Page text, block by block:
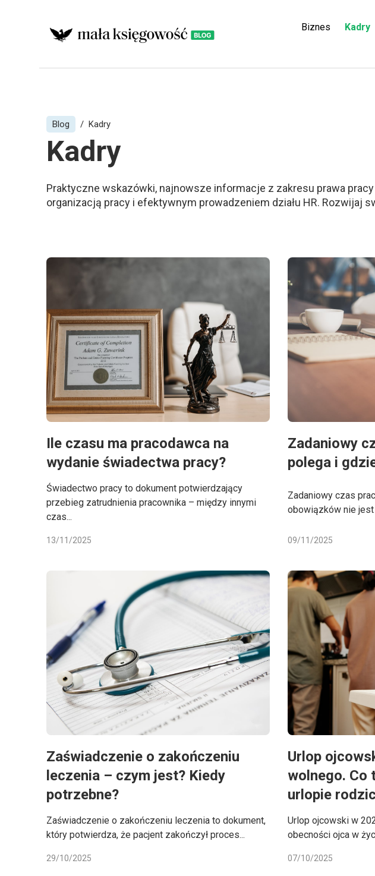
Biznes Kadry
Blog Kadry
Kadry
Praktyczne wskazówki, najnowsze informacje z zakresu prawa
organizacją pracy i efektywnym prowadzeniem działu HR. Rozwijaj
Ile czasu ma pracodawca na
wydanie świadectwa pracy?
Świadectwo pracy to dokument potwierdzający
przebieg zatrudnienia pracownika – między innymi
czas...
13/11/2025
Zadaniowy
polega i
Zadaniowy czas
obowiązków nie jest
09/11/2025
Zaświadczenie o zakończeniu
leczenia – czym jest? Kiedy
potrzebne?
Zaświadczenie o zakończeniu leczenia to dokument,
który potwierdza, że pacjent zakończył proces...
29/10/2025
Urlop
wolnego. Co
urlopie
Urlop ojcowski w
obecności ojca w
07/10/2025